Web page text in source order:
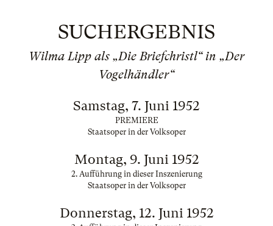
SUCHERGEBNIS
Wilma Lipp als „Die Briefchristl“ in „Der
Vogelhändler“
Samstag, 7. Juni 1952
PREMIERE
Staatsoper in der Volksoper
Montag, 9. Juni 1952
2. Aufführung in dieser Inszenierung
Staatsoper in der Volksoper
Donnerstag, 12. Juni 1952